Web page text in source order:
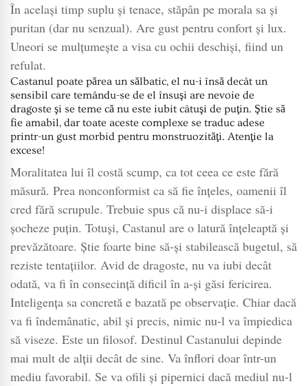
În acelaşi timp suplu şi tenace, stăpân pe morala sa şi
puritan (dar nu senzual). Are gust pentru confort şi lux.
Uneori se mulţumeşte a visa cu ochii deschişi, fiind un
refulat.
Castanul poate părea un sălbatic, el nu-i însă decât un
sensibil care temându-se de el însuşi are nevoie de
dragoste şi se teme că nu este iubit câtuşi de puţin. Ştie să
fie amabil, dar toate aceste complexe se traduc adese
printr-un gust morbid pentru monstruozităţi. Atenţie la
excese!
Moralitatea lui îl costă scump, ca tot ceea ce este fără
măsură. Prea nonconformist ca să fie înţeles, oamenii îl
cred fără scrupule. Trebuie spus că nu-i displace să-i
şocheze puţin. Totuşi, Castanul are o latură înţeleaptă şi
prevăzătoare. Ştie foarte bine să-şi stabilească bugetul, să
reziste tentaţiilor. Avid de dragoste, nu va iubi decât
odată, va fi în consecinţă dificil în a-şi găsi fericirea.
Inteligenţa sa concretă e bazată pe observaţie. Chiar dacă
va fi îndemânatic, abil şi precis, nimic nu-l va împiedica
să viseze. Este un filosof. Destinul Castanului depinde
mai mult de alţii decât de sine. Va înflori doar într-un
mediu favorabil. Se va ofili şi pipernici dacă mediul nu-l